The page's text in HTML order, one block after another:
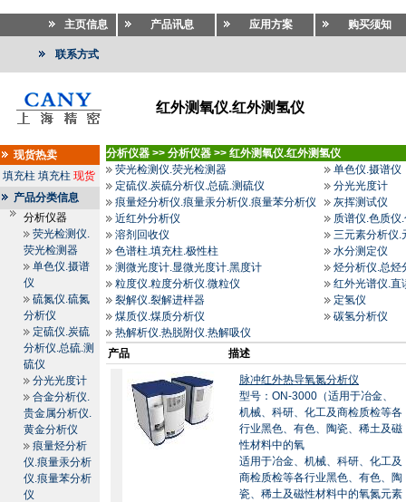
主页信息 产品讯息 应用方案 购买须知
联系方式
红外测氧仪.红外测氢仪
现货热卖
填充柱 填充柱 现货
产品分类信息
分析仪器
荧光检测仪.
荧光检测器
单色仪.摄谱
仪
硫氮仪.硫氮
分析仪
定硫仪.炭硫
分析仪.总硫.测
硫仪
分光光度计
合金分析仪.
贵金属分析仪.
黄金分析仪
痕量烃分析
仪.痕量汞分析
仪.痕量苯分析
仪
分析仪器 >> 分析仪器 >> 红外测氧仪.红外测氢仪
荧光检测仪.荧光检测器
单色仪.摄谱仪
定硫仪.炭硫分析仪.总硫.测硫仪
分光光度计
痕量烃分析仪.痕量汞分析仪.痕量苯分析仪
灰挥测试仪
近红外分析仪
质谱仪.色质仪
溶剂回收仪
三元素分析仪.
色谱柱.填充柱.极性柱
水分测定仪
测微光度计.显微光度计.黑度计
烃分析仪.总烃
粒度仪.粒度分析仪.微粒仪
红外光谱仪.直
裂解仪.裂解进样器
定氢仪
煤质仪.煤质分析仪
碳氢分析仪
热解析仪.热脱附仪.热解吸仪
产品
描述
脉冲红外热导氧氮分析仪
型号：ON-3000（适用于冶金、
机械、科研、化工及商检质检等各
行业黑色、有色、陶瓷、稀土及磁
性材料中的氧
适用于冶金、机械、科研、化工及
商检质检等各行业黑色、有色、陶
瓷、稀土及磁性材料中的氧氮元素